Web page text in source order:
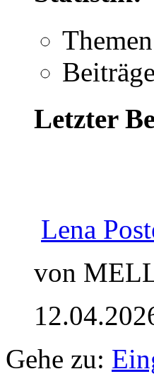
Letzter
Lena
von
Gehe zu: